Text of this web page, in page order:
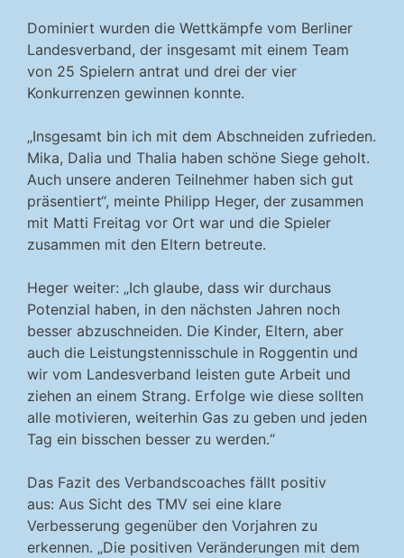
Dominiert wurden die Wettkämpfe vom Berliner
Landesverband, der insgesamt mit einem Team
von 25 Spielern antrat und drei der vier
Konkurrenzen gewinnen konnte.
„Insgesamt bin ich mit dem Abschneiden zufrieden.
Mika, Dalia und Thalia haben schöne Siege geholt.
Auch unsere anderen Teilnehmer haben sich gut
präsentiert“, meinte Philipp Heger, der zusammen
mit Matti Freitag vor Ort war und die Spieler
zusammen mit den Eltern betreute.
Heger weiter: „Ich glaube, dass wir durchaus
Potenzial haben, in den nächsten Jahren noch
besser abzuschneiden. Die Kinder, Eltern, aber
auch die Leistungstennisschule in Roggentin und
wir vom Landesverband leisten gute Arbeit und
ziehen an einem Strang. Erfolge wie diese sollten
alle motivieren, weiterhin Gas zu geben und jeden
Tag ein bisschen besser zu werden.“
Das Fazit des Verbandscoaches fällt positiv
aus: Aus Sicht des TMV sei eine klare
Verbesserung gegenüber den Vorjahren zu
erkennen. „Die positiven Veränderungen mit dem